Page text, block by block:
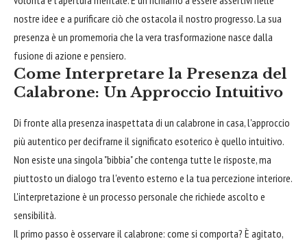
nostre idee e a purificare ciò che ostacola il nostro progresso. La sua
presenza è un promemoria che la vera trasformazione nasce dalla
fusione di azione e pensiero.
Come Interpretare la Presenza del
Calabrone: Un Approccio Intuitivo
Di fronte alla presenza inaspettata di un calabrone in casa, l'approccio
più autentico per decifrarne il significato esoterico è quello intuitivo.
Non esiste una singola "bibbia" che contenga tutte le risposte, ma
piuttosto un dialogo tra l'evento esterno e la tua percezione interiore.
L'interpretazione è un processo personale che richiede ascolto e
sensibilità.
Il primo passo è osservare il calabrone: come si comporta? È agitato,